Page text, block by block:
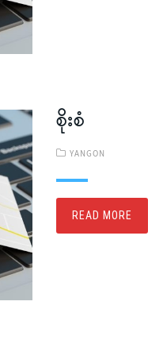
စိုးစံ
YANGON
READ MORE